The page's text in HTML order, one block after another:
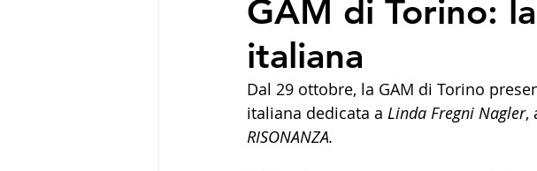
GAM di Torino:
italiana
Dal 29 ottobre, la GAM di Torino
italiana dedicata a Linda Fregni Nagler,
RISONANZA.